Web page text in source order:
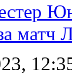
матч